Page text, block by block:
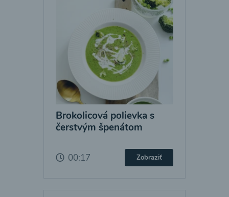
Brokolicová polievka s
čerstvým špenátom
00:17 Zobraziť